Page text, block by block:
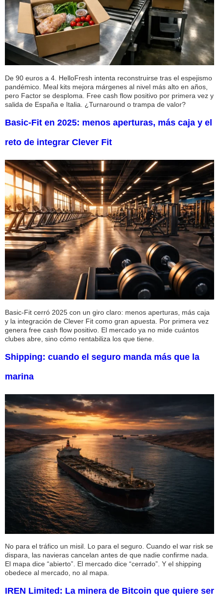
De 90 euros a 4. HelloFresh intenta reconstruirse tras el espejismo
pandémico. Meal kits mejora márgenes al nivel más alto en años,
pero Factor se desploma. Free cash flow positivo por primera vez y
salida de España e Italia. ¿Turnaround o trampa de valor?
Basic-Fit en 2025: menos aperturas, más caja y el
reto de integrar Clever Fit
Basic-Fit cerró 2025 con un giro claro: menos aperturas, más caja
y la integración de Clever Fit como gran apuesta. Por primera vez
genera free cash flow positivo. El mercado ya no mide cuántos
clubes abre, sino cómo rentabiliza los que tiene.
Shipping: cuando el seguro manda más que la
marina
No para el tráfico un misil. Lo para el seguro. Cuando el war risk se
dispara, las navieras cancelan antes de que nadie confirme nada.
El mapa dice “abierto”. El mercado dice “cerrado”. Y el shipping
obedece al mercado, no al mapa.
IREN Limited: La minera de Bitcoin que quiere ser